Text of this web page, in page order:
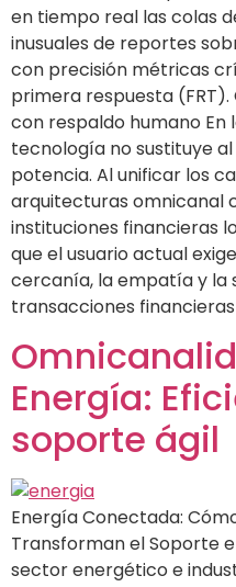
en tiempo real las colas
inusuales de reportes
con precisión métricas
primera respuesta (FRT).
con respaldo humano En
tecnología no sustituye
potencia. Al unificar los
arquitecturas omnicanal
instituciones financieras
que el usuario actual
cercanía, la empatía y la
transacciones financieras
Energía:
soporte ágil
Energía Conectada:
Transforman el Soporte
sector energético e